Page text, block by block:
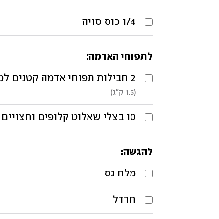
1/4 כוס סויה
לתפוחי האדמה:
2 חבילות תפוחי אדמה קטנים
(1.5 ק"ג)
10 בצלי שאלוט קלופים וחצויים
להגשה:
מלח גס
חרדל